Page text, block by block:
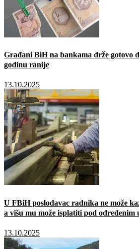
Građani BiH na bankama drže gotovo
godinu ranije
13.10.2025
U FBiH poslodavac radnika ne može
a višu mu može isplatiti pod određenim
13.10.2025